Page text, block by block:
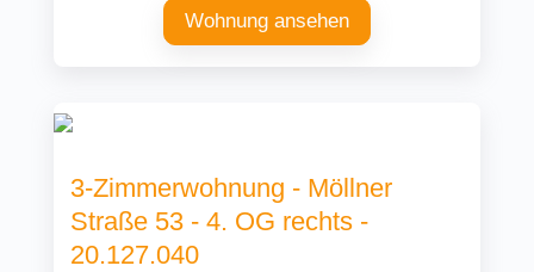
Wohnung ansehen
3-Zimmerwohnung - Möllner
Straße 53 - 4. OG rechts -
20.127.040